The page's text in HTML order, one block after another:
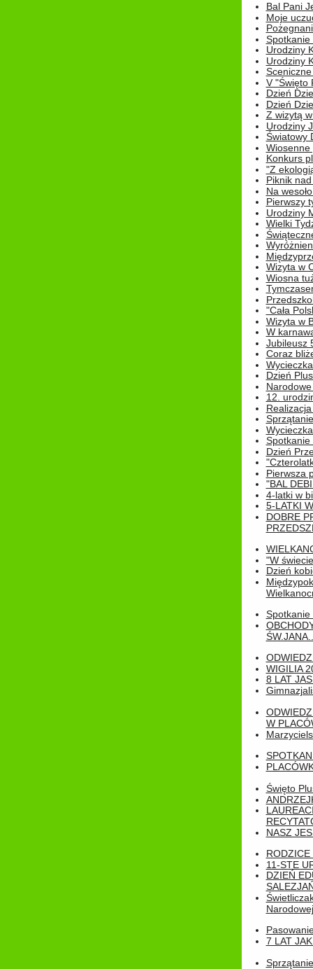
Bal Pani
Moje
Spotkanie
Urodziny
Urodziny
V "Święto
Dzień
Dzień
Z wizytą
Urodziny
Światowy
Wiosenne
Konkurs
"Z
Piknik
Na
Pierwszy
Urodziny
Wielki
Wizyta w
Wiosna
"Cała
Wizyta w
W
Jubileusz
Coraz
Dzień
12.
Spotkanie
Dzień
Pierwsza
"BAL
4-latki w
5-LATKI
DOBRE
"W
Dzień
Spotkanie
WIGILIA
8 LAT
W
Święto
NASZ
RODZICE
11-STE
DZIEŃ
Narodowej
7 LAT